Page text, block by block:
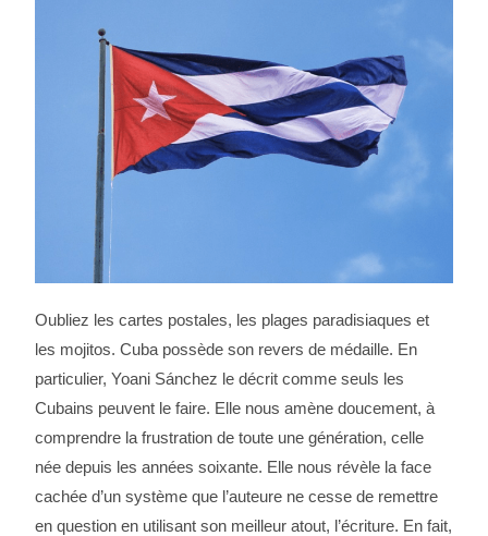
Oubliez les cartes postales, les plages paradisiaques et
les mojitos. Cuba possède son revers de médaille. En
particulier, Yoani Sánchez le décrit comme seuls les
Cubains peuvent le faire. Elle nous amène doucement, à
comprendre la frustration de toute une génération, celle
née depuis les années soixante. Elle nous révèle la face
cachée d’un système que l’auteure ne cesse de remettre
en question en utilisant son meilleur atout, l’écriture. En fait,